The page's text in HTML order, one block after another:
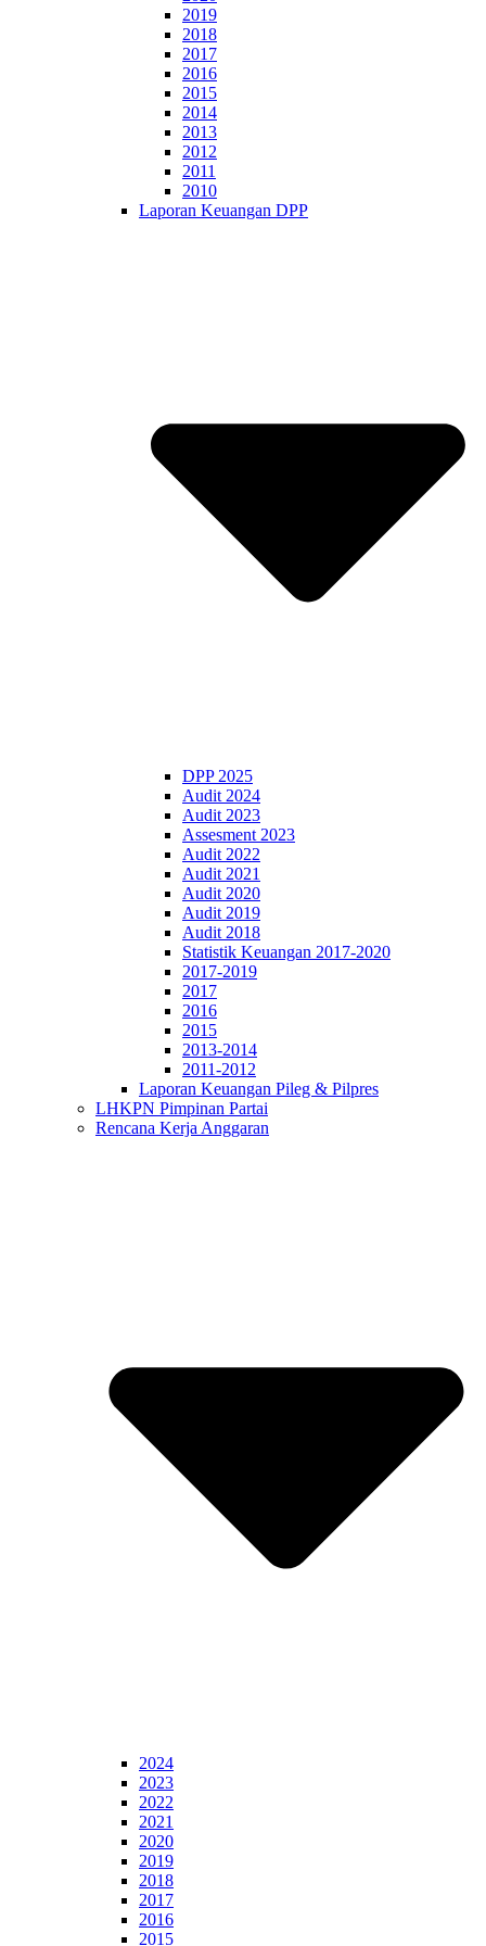
2019
2018
2017
2016
2015
2014
2013
2012
2011
2010
Laporan Keuangan DPP
DPP 2025
Audit 2024
Audit 2023
Assesment 2023
Audit 2022
Audit 2021
Audit 2020
Audit 2019
Audit 2018
Statistik Keuangan 2017-2020
2017-2019
2017
2016
2015
2013-2014
2011-2012
Laporan Keuangan Pileg & Pilpres
LHKPN Pimpinan Partai
Rencana Kerja Anggaran
2024
2023
2022
2021
2020
2019
2018
2017
2016
2015